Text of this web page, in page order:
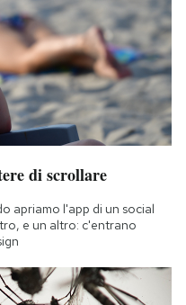
di scrollare
apriamo l'app di un social
e un altro: c'entrano